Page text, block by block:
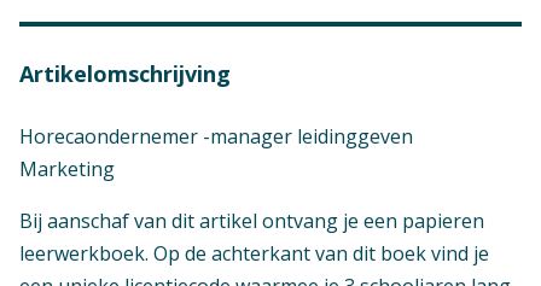
Artikelomschrijving
Horecaondernemer -manager leidinggeven
Marketing
Bij aanschaf van dit artikel ontvang je een papieren
leerwerkboek. Op de achterkant van dit boek vind je